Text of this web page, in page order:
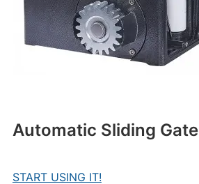
Automatic Sliding Gate
START USING IT!